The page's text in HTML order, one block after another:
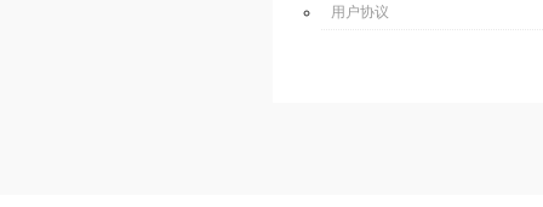
用户协议